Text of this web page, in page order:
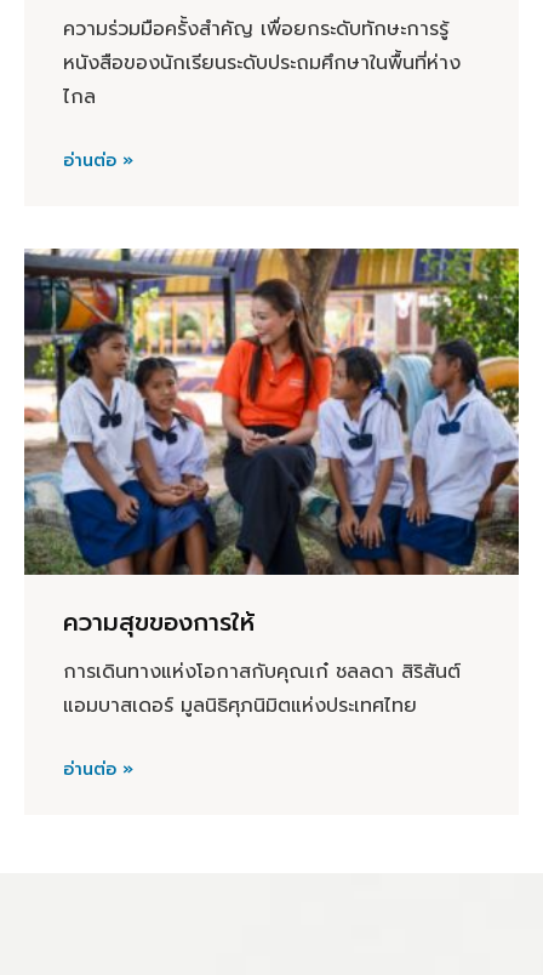
ความร่วมมือครั้งสำคัญ เพื่อยกระดับทักษะการรู้
หนังสือของนักเรียนระดับประถมศึกษาในพื้นที่ห่าง
ไกล
อ่านต่อ »
ความสุขของการให้
การเดินทางแห่งโอกาสกับคุณเก๋ ชลลดา สิริสันต์
แอมบาสเดอร์ มูลนิธิศุภนิมิตแห่งประเทศไทย
อ่านต่อ »